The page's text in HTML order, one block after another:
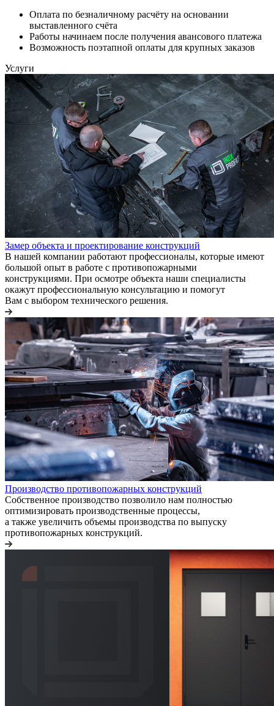
Оплата по безналичному расчёту на основании
выставленного счёта
Работы начинаем после получения авансового платежа
Возможность поэтапной оплаты для крупных заказов
Услуги
Замер объекта и проектирование конструкций
В нашей компании работают профессионалы, которые имеют
большой опыт в работе с противопожарными
конструкциями. При осмотре объекта наши специалисты
окажут профессиональную консультацию и помогут
Вам с выбором технического решения.
Производство противопожарных конструкций
Собственное производство позволило нам полностью
оптимизировать производственные процессы,
а также увеличить объемы производства по выпуску
противопожарных конструкций.